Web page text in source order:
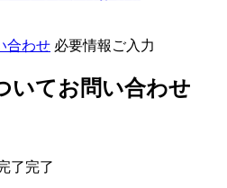
合わせ 必要情報ご入力
いてお問い合わせ
了完了